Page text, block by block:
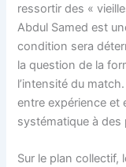
ressortir des «
Abdul Samed est
condition sera
la question de la
l’intensité du
entre expérience et
systématique à
Sur le plan collectif,